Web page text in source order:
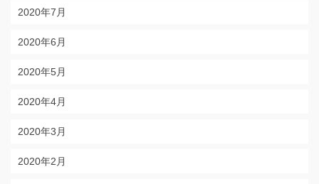
2020年7月
2020年6月
2020年5月
2020年4月
2020年3月
2020年2月